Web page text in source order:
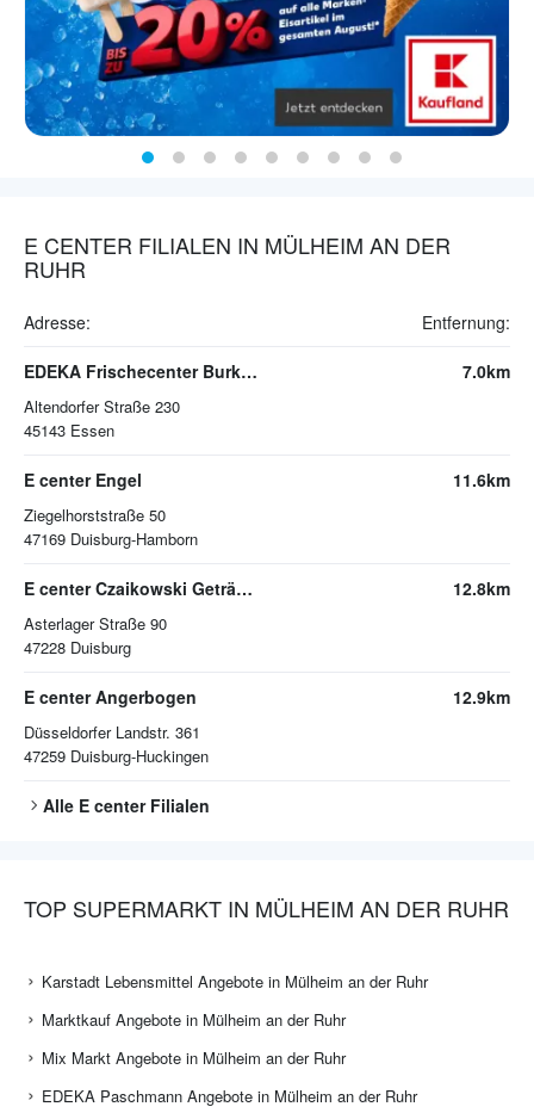
E CENTER FILIALEN IN MÜLHEIM AN DER
RUHR
Adresse: Entfernung:
EDEKA Frischecenter Burkowski
Altendorfer Straße 230
45143 Essen
7.0km
E center Engel
Ziegelhorststraße 50
47169 Duisburg-Hamborn
11.6km
E center Czaikowski Getränkemarkt
Asterlager Straße 90
47228 Duisburg
12.8km
E center Angerbogen
Düsseldorfer Landstr. 361
47259 Duisburg-Huckingen
12.9km
Alle E centerFilialen
TOP SUPERMARKT IN MÜLHEIM AN DER RUHR
Karstadt Lebensmittel Angebote in Mülheim an der Ruhr
Marktkauf Angebote in Mülheim an der Ruhr
Mix Markt Angebote in Mülheim an der Ruhr
EDEKA Paschmann Angebote in Mülheim an der Ruhr